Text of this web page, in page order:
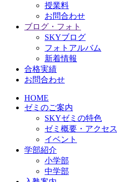
授業料
お問合わせ
ブログ・フォト
SKYブログ
フォトアルバム
新着情報
合格実績
お問合わせ
HOME
ゼミのご案内
SKYゼミの特色
ゼミ概要・アクセス
イベント
学部紹介
小学部
中学部